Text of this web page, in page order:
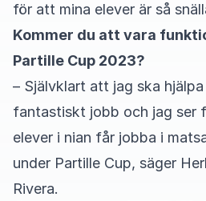
för att mina elever är så
Kommer du att vara
Partille Cup 2023?
– Självklart att jag ska
fantastiskt jobb och jag ser
elever i nian får jobba i
under Partille Cup, säger
Rivera.